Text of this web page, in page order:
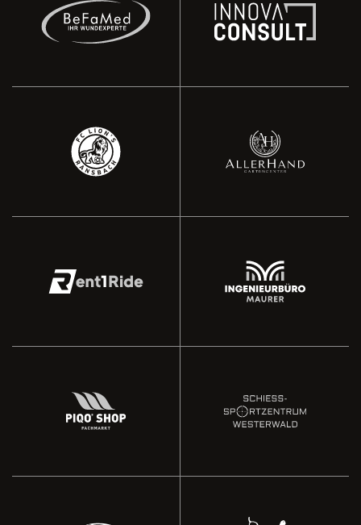
BeFaMed – Ihr Partner für
professionelle
Wundversorgung
Innova Consult -
Bauberatung
Projektmanagement
Fußballverein FC Lion's
Ransbach
Allerhand Gartencenter -
Online Blumenladen
Rent 1 Ride -
Autovermietung
Maurer Engineering -
Ingenieurbüro für
Tragwerksplanung
Der top Marken-shop im
Gewerbegebiet Heiligenroth
Eine der größten und
modernsten Indoor-
Schiessstätten (RSA) in RLP